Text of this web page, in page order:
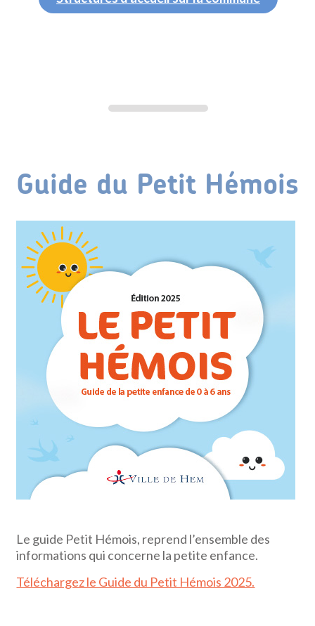
Guide du Petit Hémois
Le guide Petit Hémois, reprend l’ensemble des
informations qui concerne la petite enfance.
Téléchargez le Guide du Petit Hémois 2025.